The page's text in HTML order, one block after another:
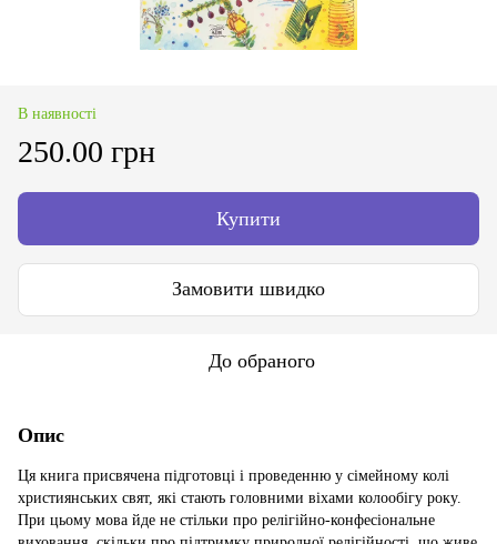
В наявності
250.00 грн
Купити
Замовити швидко
До обраного
Опис
Ця книга присвячена підготовці і проведенню у сімейному колі
християнських свят, які стають головними віхами колообігу року.
При цьому мова йде не стільки про релігійно-конфесіональне